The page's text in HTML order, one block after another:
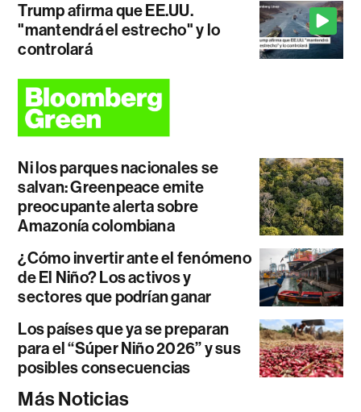
Trump afirma que EE.UU.
"mantendrá el estrecho" y lo
controlará
Ni los parques nacionales se
salvan: Greenpeace emite
preocupante alerta sobre
Amazonía colombiana
¿Cómo invertir ante el fenómeno
de El Niño? Los activos y
sectores que podrían ganar
Los países que ya se preparan
para el “Súper Niño 2026” y sus
posibles consecuencias
Más Noticias